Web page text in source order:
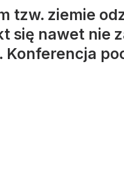
tzw. ziemie
nawet nie